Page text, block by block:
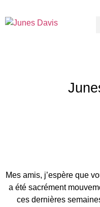
Mes amis, j’espère que
a été sacrément
ces dernières